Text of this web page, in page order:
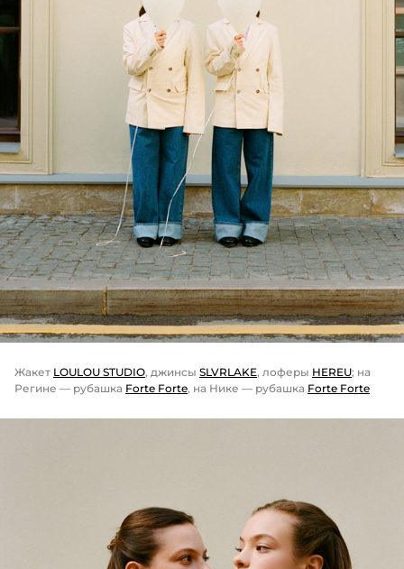
Жакет LOULOU STUDIO, джинсы SLVRLAKE, лоферы HEREU; на
Регине — рубашка Forte Forte, на Нике — рубашка Forte Forte